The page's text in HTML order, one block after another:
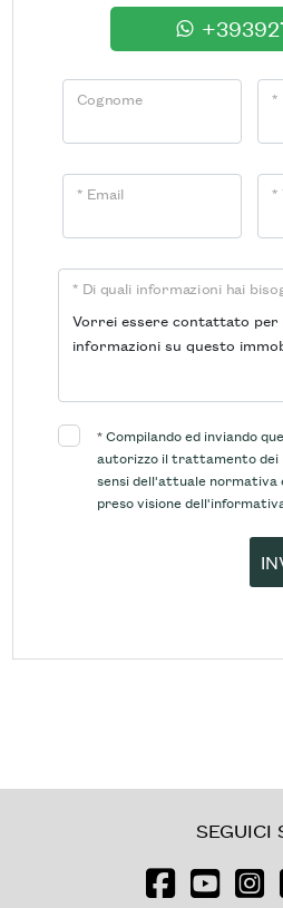
*
Cognome
*
* Email
* Di quali informazioni hai
*Compilando ed inviando
autorizzo il trattamento dei
sensi dell'attuale normativa
preso visione
SEGUICI